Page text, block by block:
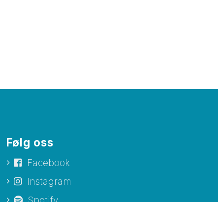
Følg oss
Facebook
Instagram